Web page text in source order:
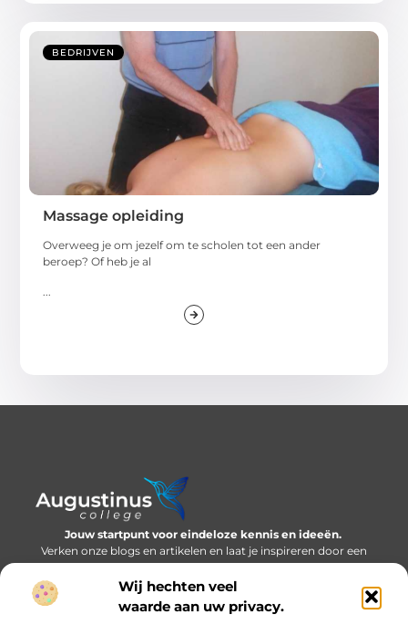
Wij hechten veel
waarde aan uw privacy.
BEDRIJVEN
Massage opleiding
Overweeg je om jezelf om te scholen tot een ander
beroep? Of heb je al
Jouw startpunt voor eindeloze kennis en ideeën.
Verken onze blogs en artikelen en laat je inspireren door een
wereld vol inzichten.
Bericht categorie